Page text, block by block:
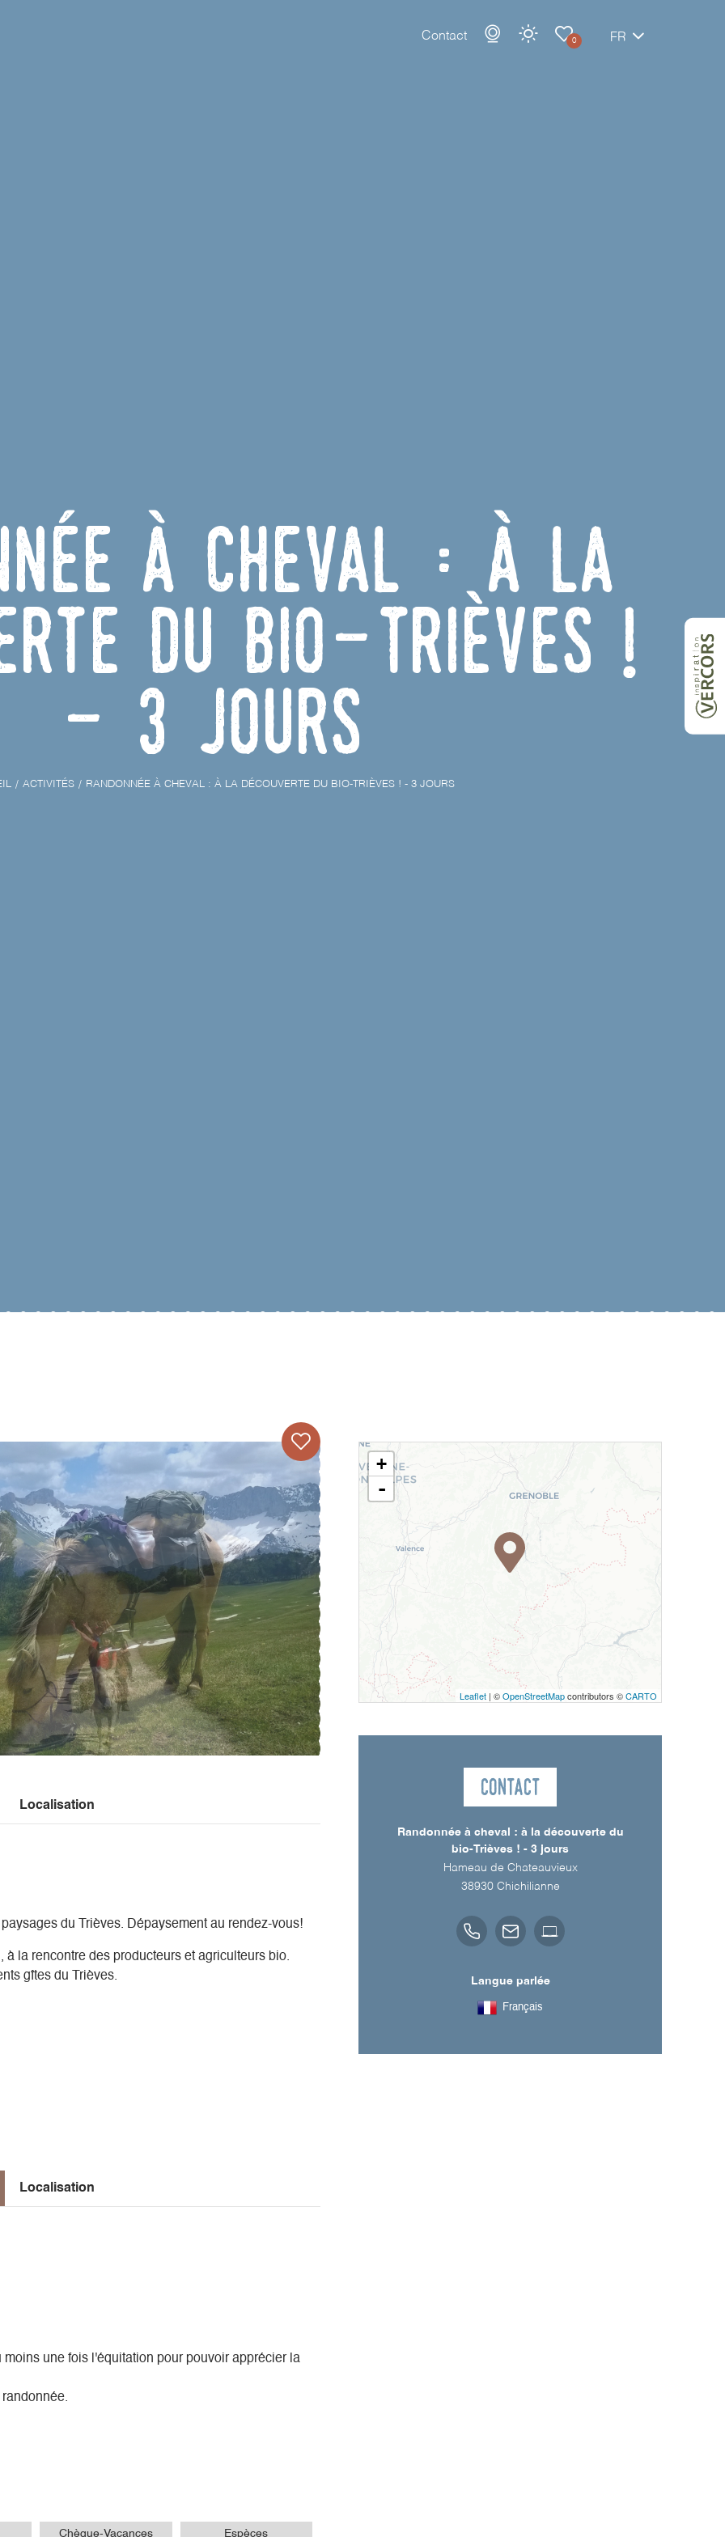
Contact 0 FR
à cheval : à la
du bio-Trièves !
- 3 jours
ACTIVITÉS RANDONNÉE À CHEVAL : À LA DÉCOUVERTE DU BIO-TRIÈVES ! - 3 JOURS
Localisation
du Trièves. Dépaysement au rendez-vous!
à la rencontre des producteurs et agriculteurs bio.
gîtes du Trièves.
Localisation
une fois l'équitation pour pouvoir apprécier la
Chèque-Vacances
Espèces
+
-
Leaflet | ©OpenStreetMapcontributors ©CARTO
Contact
Randonnée à cheval : à la découverte du
bio-Trièves ! - 3 jours
Hameau de Chateauvieux
38930 Chichilianne
Langue parlée
Français